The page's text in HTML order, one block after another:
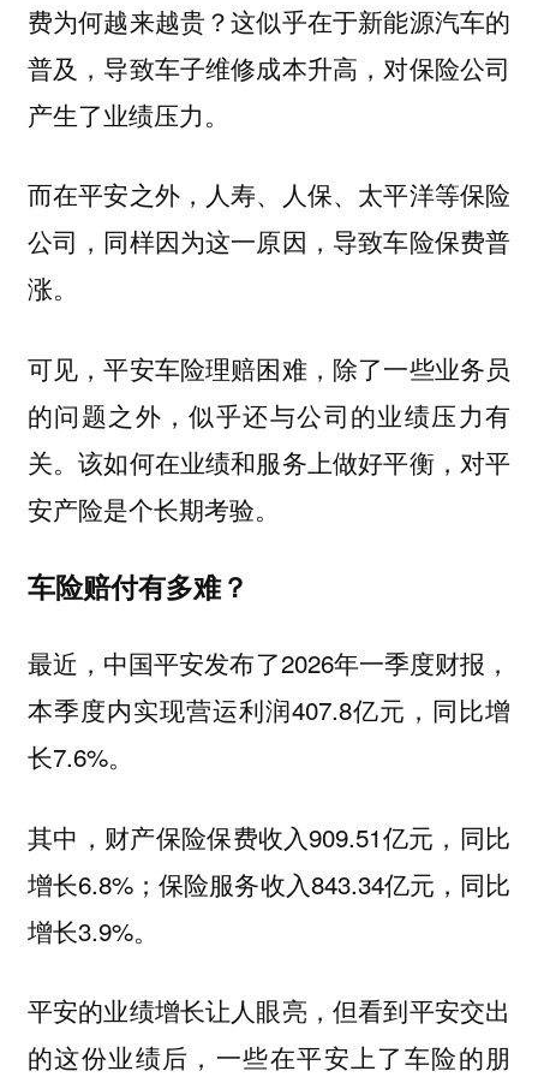
费为何越来越贵？这似乎在于新能源汽车的
普及，导致车子维修成本升高，对保险公司
产生了业绩压力。
而在平安之外，人寿、人保、太平洋等保险
公司，同样因为这一原因，导致车险保费普
涨。
可见，平安车险理赔困难，除了一些业务员
的问题之外，似乎还与公司的业绩压力有
关。该如何在业绩和服务上做好平衡，对平
安产险是个长期考验。
车险赔付有多难？
最近，中国平安发布了2026年一季度财报，
本季度内实现营运利润407.8亿元，同比增
长7.6%。
其中，财产保险保费收入909.51亿元，同比
增长6.8%；保险服务收入843.34亿元，同比
增长3.9%。
平安的业绩增长让人眼亮，但看到平安交出
的这份业绩后，一些在平安上了车险的朋